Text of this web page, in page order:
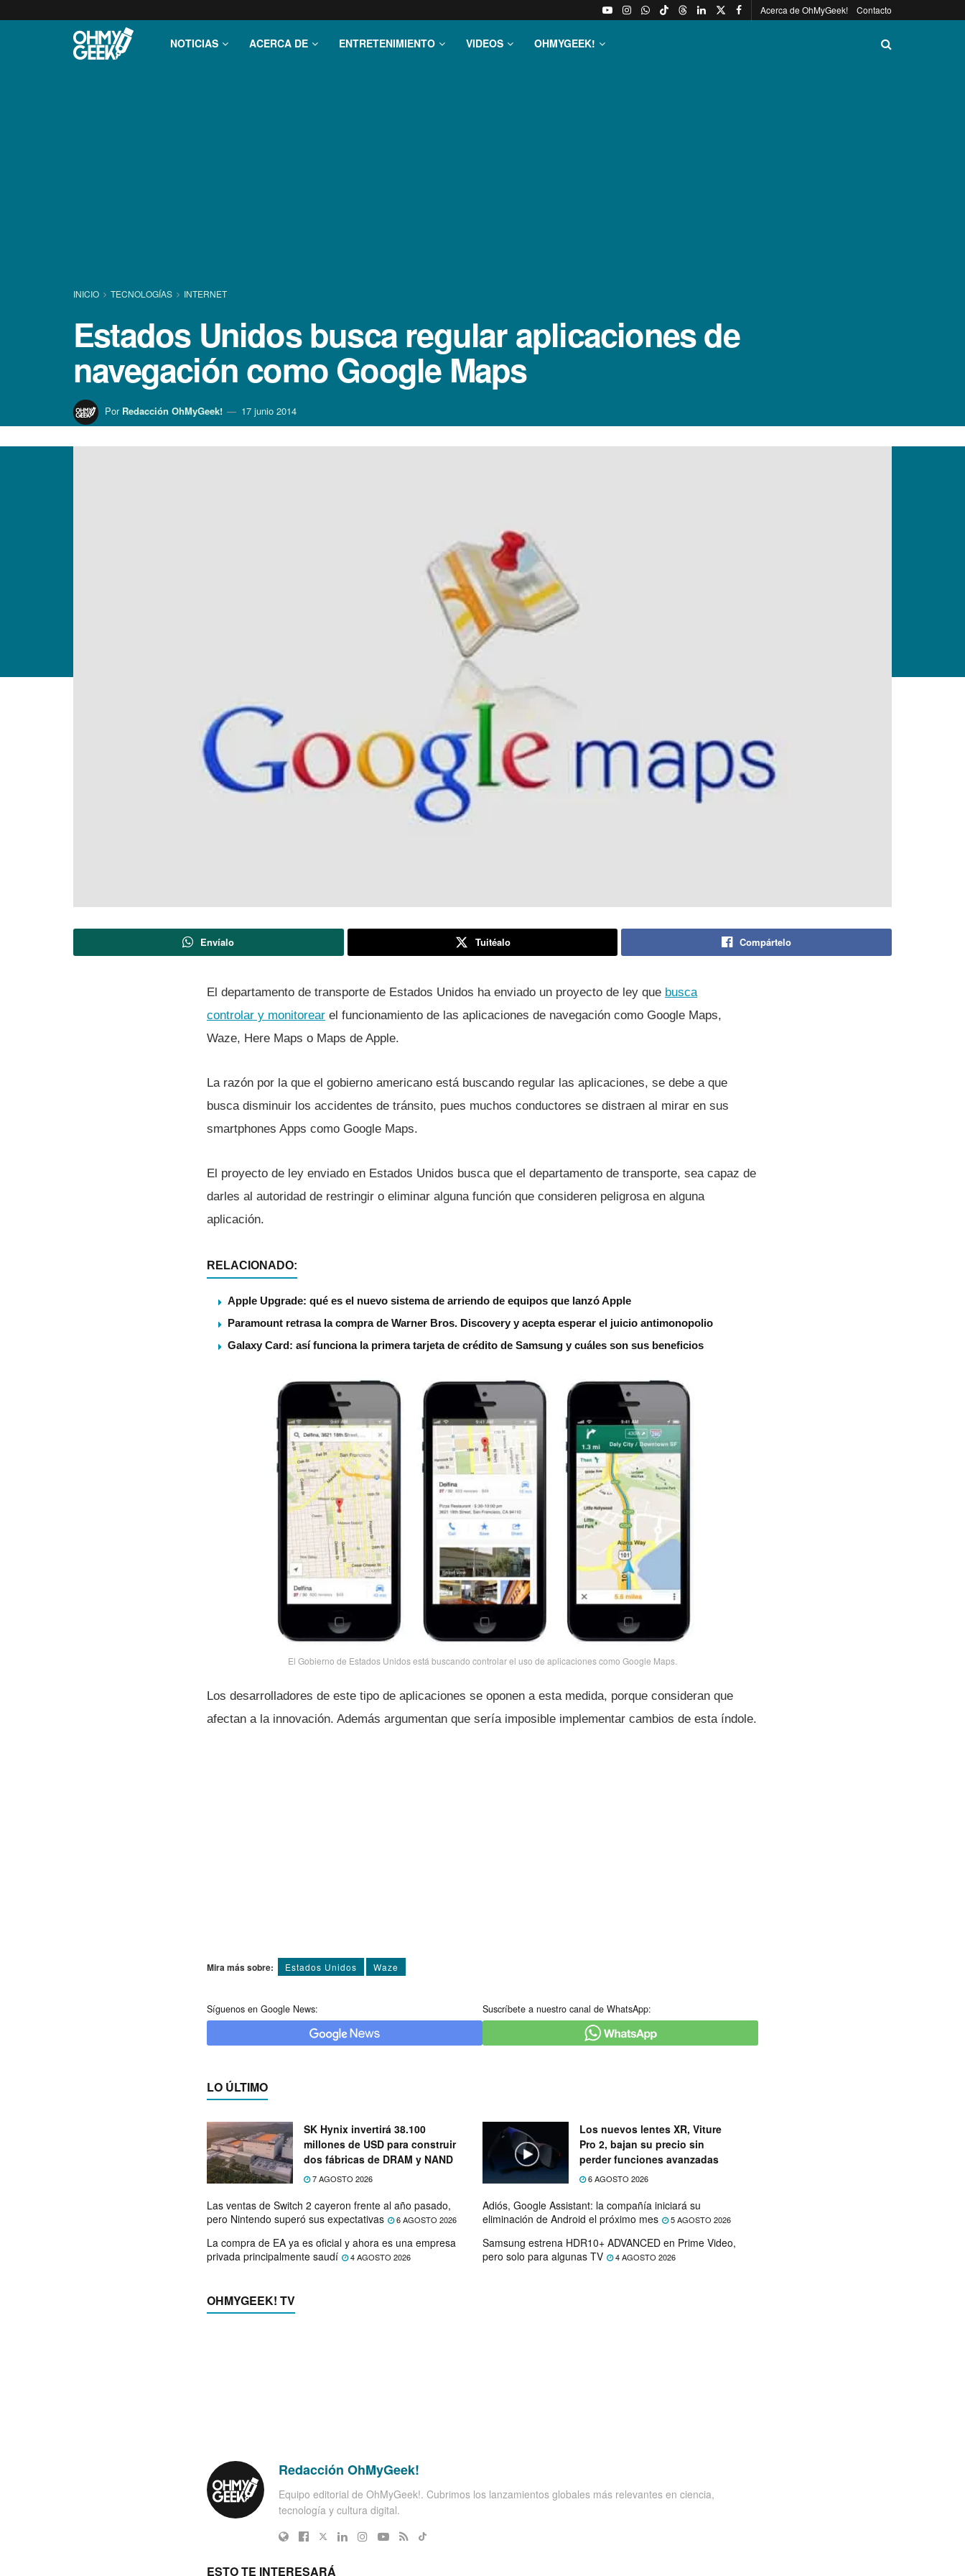
Acerca de OhMyGeek! Contacto
NOTICIAS ACERCA DE ENTRETENIMIENTO VIDEOS OHMYGEEK!
INICIO TECNOLOGÍ­AS INTERNET
Estados Unidos busca regular aplicaciones de
navegación como Google Maps
Por Redacción OhMyGeek! 17 junio 2014
Envíalo Tuitéalo Compártelo
El departamento de transporte de Estados Unidos ha enviado un proyecto de ley que busca
controlar y monitorear el funcionamiento de las aplicaciones de navegación como Google Maps,
Waze, Here Maps o Maps de Apple.
La razón por la que el gobierno americano está buscando regular las aplicaciones, se debe a que
busca disminuir los accidentes de tránsito, pues muchos conductores se distraen al mirar en sus
smartphones Apps como Google Maps.
El proyecto de ley enviado en Estados Unidos busca que el departamento de transporte, sea capaz de
darles al autoridad de restringir o eliminar alguna función que consideren peligrosa en alguna
aplicación.
RELACIONADO:
Apple Upgrade: qué es el nuevo sistema de arriendo de equipos que lanzó Apple
Paramount retrasa la compra de Warner Bros. Discovery y acepta esperar el juicio antimonopolio
Galaxy Card: así funciona la primera tarjeta de crédito de Samsung y cuáles son sus beneficios
El Gobierno de Estados Unidos está buscando controlar el uso de aplicaciones como Google Maps.
Los desarrolladores de este tipo de aplicaciones se oponen a esta medida, porque consideran que
afectan a la innovación. Además argumentan que serí­a imposible implementar cambios de esta í­ndole.
Mira más sobre: Estados Unidos Waze
Síguenos en Google News: Suscríbete a nuestro canal de WhatsApp:
LO ÚLTIMO
SK Hynix invertirá 38.100
millones de USD para construir
dos fábricas de DRAM y NAND
7 AGOSTO 2026
Los nuevos lentes XR, Viture
Pro 2, bajan su precio sin
perder funciones avanzadas
6 AGOSTO 2026
Las ventas de Switch 2 cayeron frente al año pasado,
pero Nintendo superó sus expectativas
6 AGOSTO 2026
Adiós, Google Assistant: la compañía iniciará su
eliminación de Android el próximo mes
5 AGOSTO 2026
La compra de EA ya es oficial y ahora es una empresa
privada principalmente saudí
4 AGOSTO 2026
Samsung estrena HDR10+ ADVANCED en Prime Video,
pero solo para algunas TV
4 AGOSTO 2026
OHMYGEEK! TV
Redacción OhMyGeek!
Equipo editorial de OhMyGeek!. Cubrimos los lanzamientos globales más relevantes en ciencia,
tecnología y cultura digital.
ESTO TE INTERESARÁ